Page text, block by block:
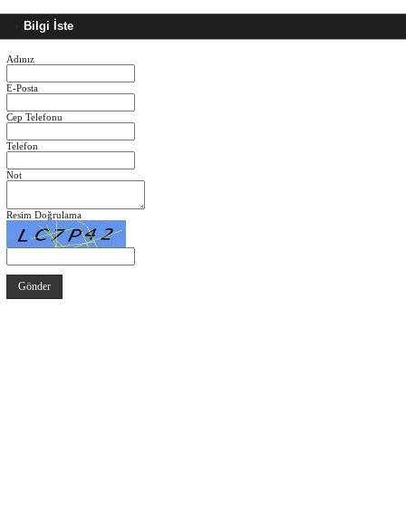
Bilgi İste
Adınız
E-Posta
Cep Telefonu
Telefon
Not
Resim Doğrulama